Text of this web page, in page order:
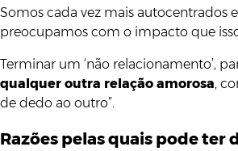
Somos cada vez mais autocentrados
preocupamos com o impacto que
Terminar um ‘não relacionamento’,
qualquer outra relação amorosa,
de dedo ao outro”.
Razões pelas quais pode